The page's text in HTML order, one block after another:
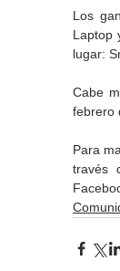
Los
Laptop
lugar:
Cabe
febrero
Para
través
Cultura BC
integrarse a la
Estatal de